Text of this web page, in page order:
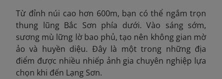
Từ đỉnh núi cao hơn 600m, bạn có thể ngắm trọn
thung lũng Bắc Sơn phía dưới. Vào sáng sớm,
sương mù lững lờ bao phủ, tạo nên không gian mờ
ảo và huyền diệu. Đây là một trong những địa
điểm được nhiều nhiếp ảnh gia chuyên nghiệp lựa
chọn khi đến Lạng Sơn.